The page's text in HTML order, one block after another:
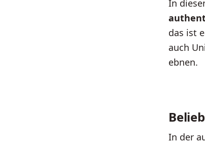
In
das ist
auch
ebnen.
In der